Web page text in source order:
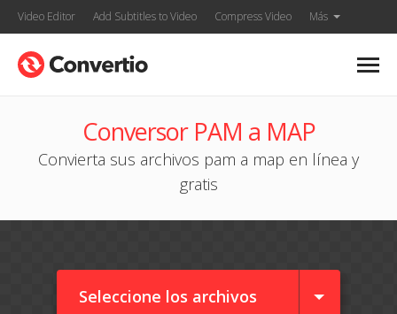
Video Editor Add Subtitles to Video Compress Video Más
Conversor PAM a MAP
Convierta sus archivos pam a map en línea y
gratis
Seleccione los archivos